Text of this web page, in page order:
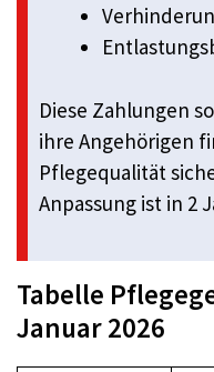
Diese Zahlungen
ihre Angehörigen
Pflegequalität
Anpassung ist in 2
Tabelle
Januar 2026